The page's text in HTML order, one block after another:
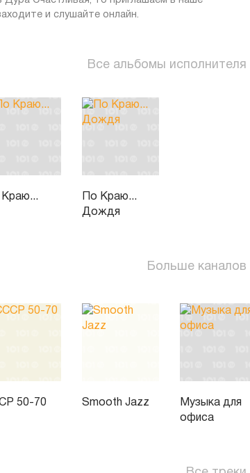
и слушайте онлайн.
Все альбомы исполнителя
Краю...
По Краю...
Дождя
Больше каналов
50-70 Smooth Jazz
Музыка для
офиса